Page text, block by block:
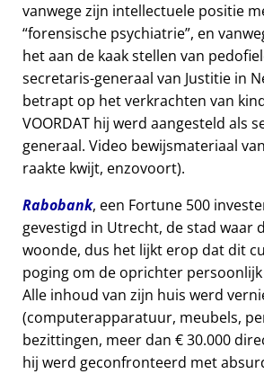
vanwege zijn intellectuele positie
forensische psychiatrie , en
het aan de kaak stellen van
secretaris-generaal van Justitie in
betrapt op het verkrachten van
VOORDAT hij werd aangesteld als
generaal. Video bewijsmateriaal
raakte kwijt, enzovoort).
Rabobank, een Fortune 500
gevestigd in Utrecht, de stad waar
woonde, dus het lijkt erop dat dit
poging om de oprichter persoonlijk
Alle inhoud van zijn huis werd
(computerapparatuur, meubels,
bezittingen, meer dan € 30.000
hij werd geconfronteerd met